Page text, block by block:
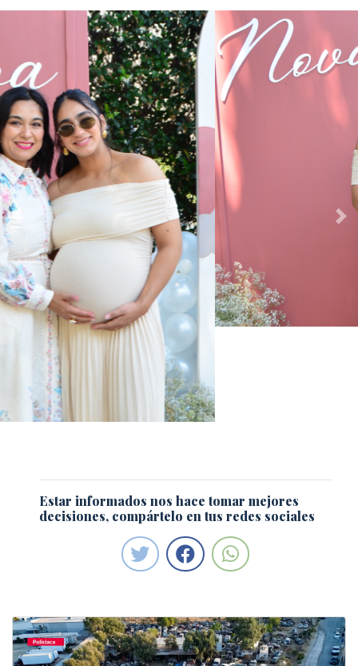
Previous
Estar informados nos hace tomar mejores
decisiones, compártelo en tus redes sociales